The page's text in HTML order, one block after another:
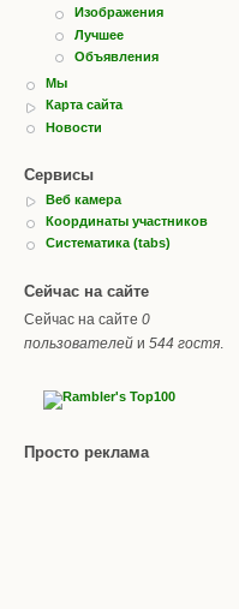
Изображения
Лучшее
Объявления
Мы
Карта сайта
Новости
Сервисы
Веб камера
Координаты участников
Систематика (tabs)
Сейчас на сайте
Сейчас на сайте 0
пользователей и 544 гостя
Просто реклама